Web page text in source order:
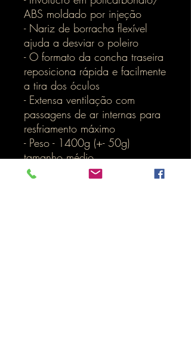
ABS moldado por injeção
- Nariz de borracha flexível
ajuda a desviar o poleiro
- O formato da concha traseira
reposiciona rápida e facilmente
a tira dos óculos
- Extensa ventilação com
passagens de ar internas para
resfriamento máximo
- Peso - 1400g (+- 50g)
tamanho médio